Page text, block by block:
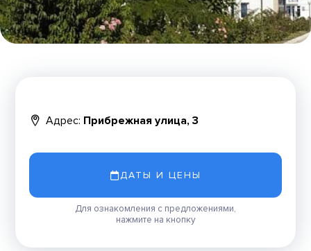
Адрес: Прибрежная улица, 3
ДАТЫ И ЦЕНЫ
Для ознакомления с предложениями,
нажмите на кнопку